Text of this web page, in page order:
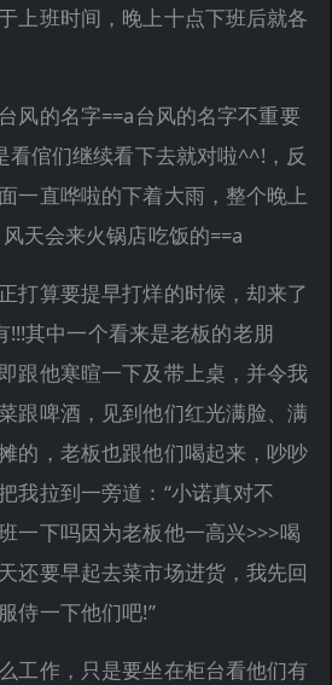
上班时间，晚上十点下班后就各
风的名字==a台风的名字不重要
看倌们继续看下去就对啦^^!，反
一直哗啦的下着大雨，整个晚上
天会来火锅店吃饭的==a
打算要提早打烊的时候，却来了
!!!其中一个看来是老板的老朋
跟他寒暄一下及带上桌，并令我
跟啤酒，见到他们红光满脸、满
的，老板也跟他们喝起来，吵吵
我拉到一旁道：“小诺真对不
一下吗因为老板他一高兴>>>喝
还要早起去菜市场进货，我先回
侍一下他们吧!”
工作，只是要坐在柜台看他们有